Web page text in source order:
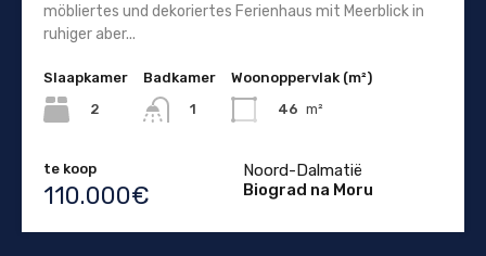
möbliertes und dekoriertes Ferienhaus mit Meerblick in
ruhiger aber...
Slaapkamer
2
Badkamer
1
Woonoppervlak (m²)
46 m²
te koop
110.000€
Noord-Dalmatië
Biograd na Moru